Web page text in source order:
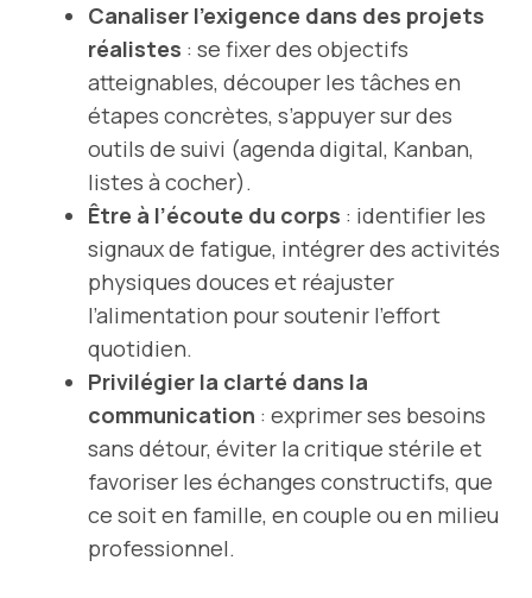
Canaliser l’exigence dans des projets
réalistes : se fixer des objectifs
atteignables, découper les tâches en
étapes concrètes, s’appuyer sur des
outils de suivi (agenda digital, Kanban,
listes à cocher).
Être à l’écoute du corps : identifier les
signaux de fatigue, intégrer des activités
physiques douces et réajuster
l’alimentation pour soutenir l’effort
quotidien.
Privilégier la clarté dans la
communication : exprimer ses besoins
sans détour, éviter la critique stérile et
favoriser les échanges constructifs, que
ce soit en famille, en couple ou en milieu
professionnel.